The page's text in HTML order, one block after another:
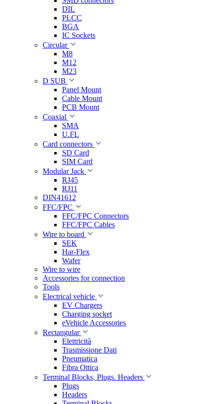
DIL
PLCC
BGA
IC Sockets
Circular
M8
M12
M23
D SUB
Panel Mount
Cable Mount
PCB Mount
Coaxial
SMA
U.FL
Card connectors
SD Card
SIM Card
Modular Jack
RJ45
RJ11
DIN41612
FFC/FPC
FFC/FPC Connectors
FFC/FPC Cables
Wire to board
SEK
Har-Flex
Wafer
Wire to wire
Accessories for connection
Tools
Electrical vehicle
EV Chargers
Charging socket
eVehicle Accessories
Rectangular
Elettricità
Trasmissione Dati
Pneumatica
Fibra Ottica
Terminal Blocks, Plugs. Headers
Plugs
Headers